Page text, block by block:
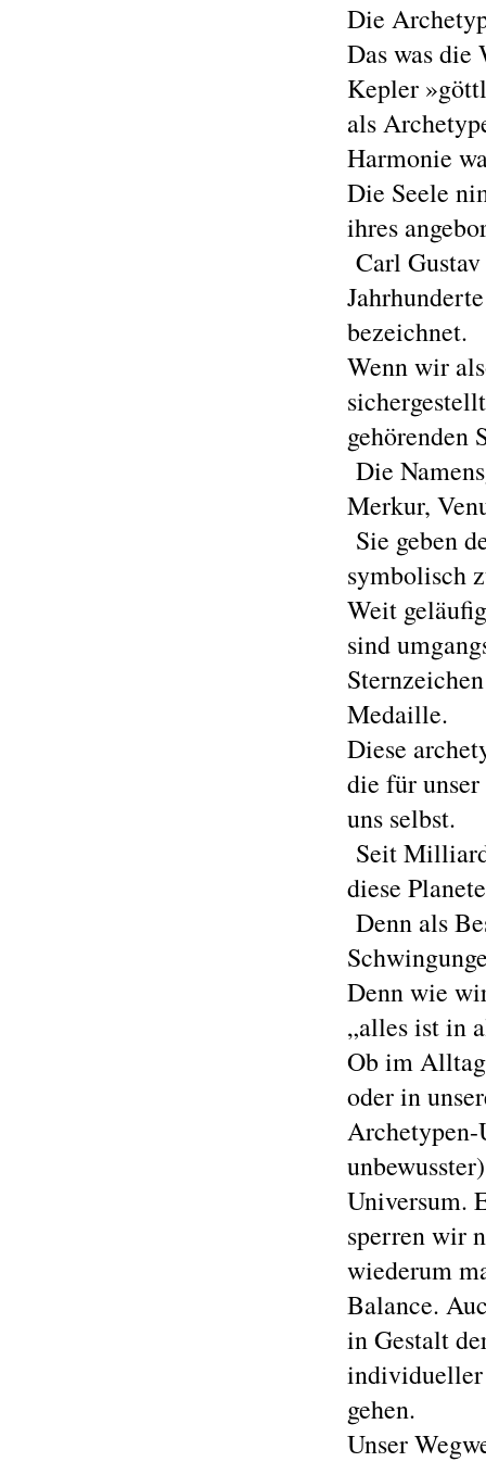
Die
Das was die
Kepler
als
Harmonie
Die Seele
ihres
Carl
bezeichnet.
Wenn wir
gehörenden
Die
Merkur,
Sie geben
symbolisch
Weit
sind
Medaille.
Diese
die für
uns selbst.
Seit
diese
Denn als
Denn wie
„alles ist in
Ob im
oder in
Universum.
sperren wir
wiederum
Balance.
in Gestalt
individueller
gehen.
Unser